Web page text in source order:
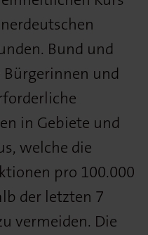
Bund und
und
in Gebiete und
welche die
pro 100.000
der letzten 7
vermeiden. Die